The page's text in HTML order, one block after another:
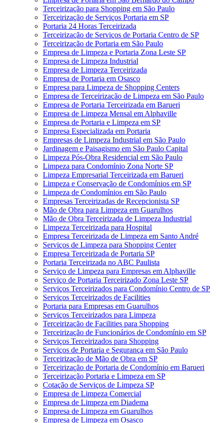
Terceirização para Shopping em São Paulo
Terceirização de Serviços Portaria em SP
Portaria 24 Horas Terceirizada
Terceirização de Serviços de Portaria Centro de SP
Terceirização de Portaria em São Paulo
Empresa de Limpeza e Portaria Zona Leste SP
Empresa de Limpeza Industrial
Empresa de Limpeza Terceirizada
Empresa de Portaria em Osasco
Empresa para Limpeza de Shopping Centers
Empresa de Terceirização de Limpeza em São Paulo
Empresa de Portaria Terceirizada em Barueri
Empresa de Limpeza Mensal em Alphaville
Empresa de Portaria e Limpeza em SP
Empresa Especializada em Portaria
Empresas de Limpeza Industrial em São Paulo
Jardinagem e Paisagismo em São Paulo Capital
Limpeza Pós-Obra Residencial em São Paulo
Limpeza para Condomínio Zona Norte SP
Limpeza Empresarial Terceirizada em Barueri
Limpeza e Conservação de Condomínios em SP
Limpeza de Condomínios em São Paulo
Empresas Terceirizadas de Recepcionista SP
Mão de Obra para Limpeza em Guarulhos
Mão de Obra Terceirizada de Limpeza Industrial
Limpeza Terceirizada para Hospital
Empresa Terceirizada de Limpeza em Santo André
Serviços de Limpeza para Shopping Center
Empresa Terceirizada de Portaria SP
Portaria Terceirizada no ABC Paulista
Serviço de Limpeza para Empresas em Alphaville
Serviço de Portaria Terceirizado Zona Leste SP
Serviços Terceirizados para Condomínio Centro de SP
Serviços Terceirizados de Facilities
Portaria para Empresas em Guarulhos
Serviços Terceirizados para Limpeza
Terceirização de Facilities para Shopping
Terceirização de Funcionários de Condomínio em SP
Serviços Terceirizados para Shopping
Serviços de Portaria e Segurança em São Paulo
Terceirização de Mão de Obra em SP
Terceirização de Portaria de Condomínio em Barueri
Terceirização Portaria e Limpeza em SP
Cotação de Serviços de Limpeza SP
Empresa de Limpeza Comercial
Empresa de Limpeza em Diadema
Empresa de Limpeza em Guarulhos
Empresa de Limpeza em Osasco